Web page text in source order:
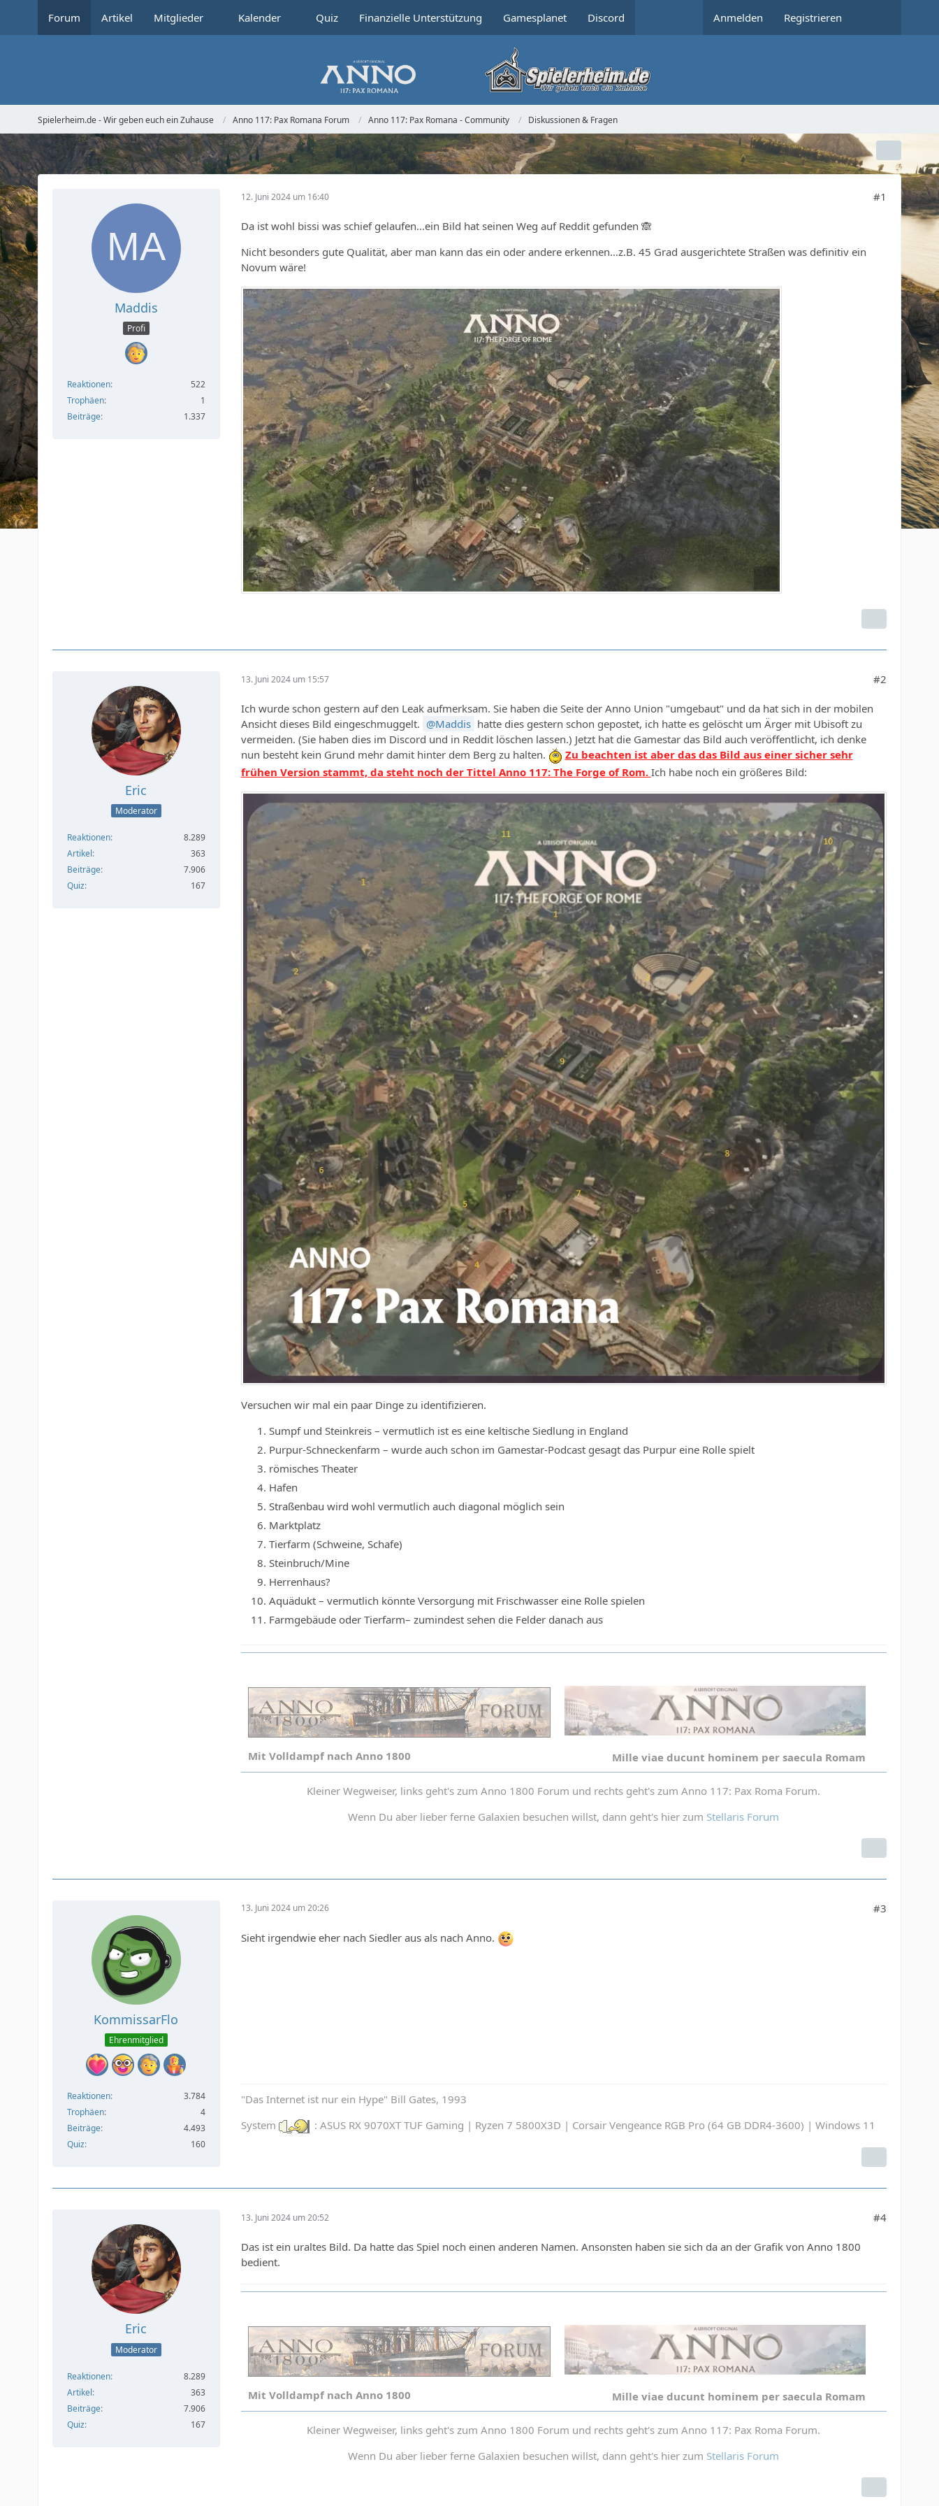
Forum Artikel Mitglieder Kalender Quiz Finanzielle Unterstützung Gamesplanet Discord Anmelden Registrieren
Spielerheim.de - Wir geben euch ein Zuhause Anno 117: Pax Romana Forum Anno 117: Pax Romana - Community Diskussionen & Fragen
Maddis
Profi
Reaktionen
522
Trophäen
1
Beiträge
1.337
12. Juni 2024 um 16:40 #1
Da ist wohl bissi was schief gelaufen…ein Bild hat seinen Weg auf Reddit gefunden 🙈
Nicht besonders gute Qualität, aber man kann das ein oder andere erkennen…z.B. 45 Grad ausgerichtete Straßen was definitiv ein
Novum wäre!
Eric
Moderator
Reaktionen
8.289
Artikel
363
Beiträge
7.906
Quiz
167
13. Juni 2024 um 15:57 #2
Ich wurde schon gestern auf den Leak aufmerksam. Sie haben die Seite der Anno Union "umgebaut" und da hat sich in der mobilen
Ansicht dieses Bild eingeschmuggelt.
Maddis hatte dies gestern schon gepostet, ich hatte es gelöscht um Ärger mit Ubisoft zu
vermeiden. (Sie haben dies im Discord und in Reddit löschen lassen.) Jetzt hat die Gamestar das Bild auch veröffentlicht, ich denke
nun besteht kein Grund mehr damit hinter dem Berg zu halten.
Zu beachten ist aber das das Bild aus einer sicher sehr
frühen Version stammt, da steht noch der Tittel Anno 117: The Forge of Rom. Ich habe noch ein größeres Bild:
Versuchen wir mal ein paar Dinge zu identifizieren.
Sumpf und Steinkreis – vermutlich ist es eine keltische Siedlung in England
Purpur-Schneckenfarm – wurde auch schon im Gamestar-Podcast gesagt das Purpur eine Rolle spielt
römisches Theater
Hafen
Straßenbau wird wohl vermutlich auch diagonal möglich sein
Marktplatz
Tierfarm (Schweine, Schafe)
Steinbruch/Mine
Herrenhaus?
Aquädukt – vermutlich könnte Versorgung mit Frischwasser eine Rolle spielen
Farmgebäude oder Tierfarm– zumindest sehen die Felder danach aus
Mit Volldampf nach Anno 1800 Mille viae ducunt hominem per saecula Romam
Kleiner Wegweiser, links geht's zum Anno 1800 Forum und rechts geht's zum Anno 117: Pax Roma Forum.
Wenn Du aber lieber ferne Galaxien besuchen willst, dann geht's hier zum Stellaris Forum
KommissarFlo
Ehrenmitglied
Reaktionen
3.784
Trophäen
4
Beiträge
4.493
Quiz
160
13. Juni 2024 um 20:26 #3
Sieht irgendwie eher nach Siedler aus als nach Anno.
"Das Internet ist nur ein Hype" Bill Gates, 1993
System
: ASUS RX 9070XT TUF Gaming | Ryzen 7 5800X3D | Corsair Vengeance RGB Pro (64 GB DDR4-3600) | Windows 11
Eric
Moderator
Reaktionen
8.289
Artikel
363
Beiträge
7.906
Quiz
167
13. Juni 2024 um 20:52 #4
Das ist ein uraltes Bild. Da hatte das Spiel noch einen anderen Namen. Ansonsten haben sie sich da an der Grafik von Anno 1800
bedient.
Mit Volldampf nach Anno 1800 Mille viae ducunt hominem per saecula Romam
Kleiner Wegweiser, links geht's zum Anno 1800 Forum und rechts geht's zum Anno 117: Pax Roma Forum.
Wenn Du aber lieber ferne Galaxien besuchen willst, dann geht's hier zum Stellaris Forum